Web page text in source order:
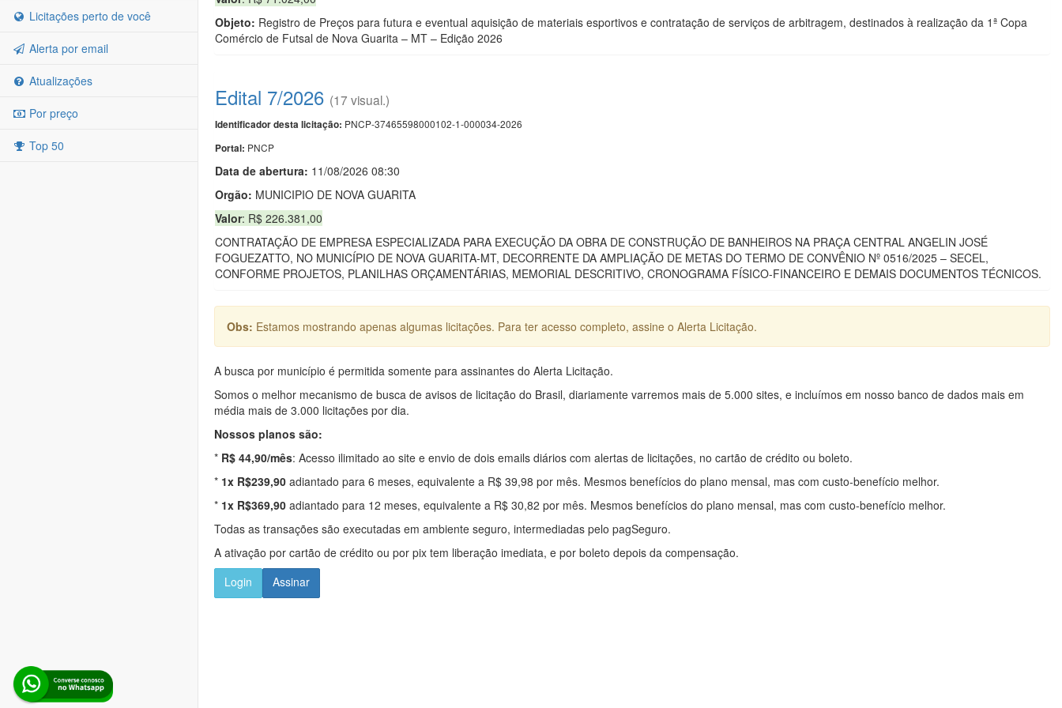
Licitações perto de você
Alerta por email
Atualizações
Por preço
Top 50
Objeto: Registro de Preços para futura e eventual aquisição de materiais esportivos e contratação de serviços de arbitragem, destinados à realização da 1ª Copa
Comércio de Futsal de Nova Guarita – MT – Edição 2026
Edital 7/2026 (17 visual.)
Identificador desta licitação: PNCP-37465598000102-1-000034-2026
Portal: PNCP
Data de abertura: 11/08/2026 08:30
Orgão: MUNICIPIO DE NOVA GUARITA
Valor: R$ 226.381,00
CONTRATAÇÃO DE EMPRESA ESPECIALIZADA PARA EXECUÇÃO DA OBRA DE CONSTRUÇÃO DE BANHEIROS NA PRAÇA CENTRAL ANGELIN JOSÉ
FOGUEZATTO, NO MUNICÍPIO DE NOVA GUARITA-MT, DECORRENTE DA AMPLIAÇÃO DE METAS DO TERMO DE CONVÊNIO Nº 0516/2025 – SECEL,
CONFORME PROJETOS, PLANILHAS ORÇAMENTÁRIAS, MEMORIAL DESCRITIVO, CRONOGRAMA FÍSICO-FINANCEIRO E DEMAIS DOCUMENTOS TÉCNICOS.
Obs: Estamos mostrando apenas algumas licitações. Para ter acesso completo, assine o Alerta Licitação.
A busca por município é permitida somente para assinantes do Alerta Licitação.
Somos o melhor mecanismo de busca de avisos de licitação do Brasil, diariamente varremos mais de 5.000 sites, e incluímos em nosso banco de dados mais em
média mais de 3.000 licitações por dia.
Nossos planos são:
* R$ 44,90/mês: Acesso ilimitado ao site e envio de dois emails diários com alertas de licitações, no cartão de crédito ou boleto.
* 1x R$239,90 adiantado para 6 meses, equivalente a R$ 39,98 por mês. Mesmos benefícios do plano mensal, mas com custo-benefício melhor.
* 1x R$369,90 adiantado para 12 meses, equivalente a R$ 30,82 por mês. Mesmos benefícios do plano mensal, mas com custo-benefício melhor.
Todas as transações são executadas em ambiente seguro, intermediadas pelo pagSeguro.
A ativação por cartão de crédito ou por pix tem liberação imediata, e por boleto depois da compensação.
Login
Assinar